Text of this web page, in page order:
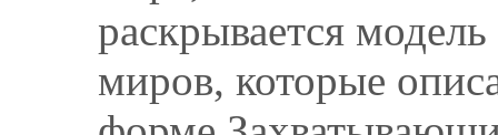
раскрывается
миров, которые